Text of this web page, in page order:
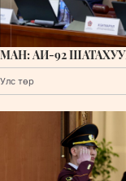
МАН: АИ-92
Улс төр